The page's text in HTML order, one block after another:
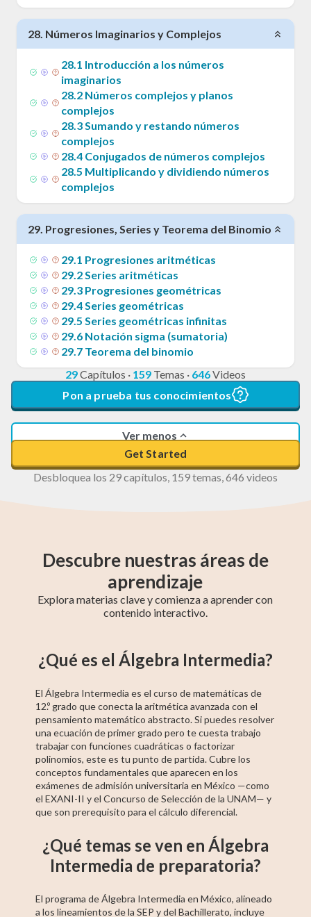
28. Números Imaginarios y Complejos
28.1 Introducción a los números
imaginarios
28.2 Números complejos y planos
complejos
28.3Sumando y restando números
complejos
28.4 Conjugados de números complejos
28.5 Multiplicando y dividiendo números
complejos
29. Progresiones, Series y Teorema del Binomio
29.1 Progresiones aritméticas
29.2Series aritméticas
29.3 Progresiones geométricas
29.4Series geométricas
29.5 Series geométricas infinitas
29.6 Notación sigma (sumatoria)
29.7 Teorema del binomio
29Capítulos · 159 Temas · 646Videos
Pon a prueba tus conocimientos
Ver menos
Get Started
Desbloquea los 29 capítulos, 159 temas, 646 videos
Descubre nuestras áreas de
aprendizaje
Explora materias clave y comienza a aprender con
contenido interactivo.
Álgebra Superior
Intermedia
Álgebra Básica
¿Qué es el Álgebra Intermedia?
El Álgebra Intermedia es el curso de matemáticas de
12.º grado que conecta la aritmética avanzada con el
pensamiento matemático abstracto. Si puedes resolver
una ecuación de primer grado pero te cuesta trabajo
trabajar con funciones cuadráticas o factorizar
polinomios, este es tu punto de partida. Cubre los
conceptos fundamentales que aparecen en los
exámenes de admisión universitaria en México —como
el EXANI-II y el Concurso de Selección de la UNAM— y
que son prerequisito para el cálculo diferencial.
¿Qué temas se ven en Álgebra
Intermedia de preparatoria?
El programa de Álgebra Intermedia en México, alineado
a los lineamientos de la SEP y del Bachillerato, incluye